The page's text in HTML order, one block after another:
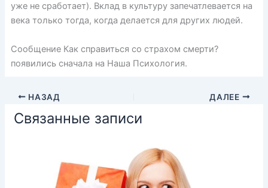
уже не сработает). Вклад в культуру запечатлевается на
века только тогда, когда делается для других людей.
Сообщение Как справиться со страхом смерти?
появились сначала на Наша Психология.
НАЗАД ДАЛЕЕ
Связанные записи